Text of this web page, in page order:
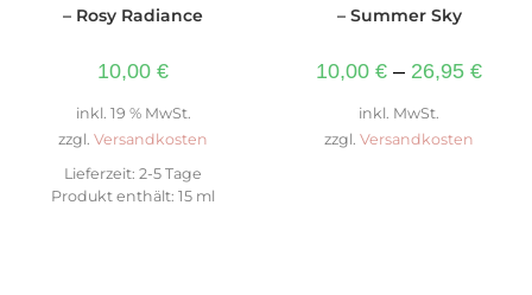
– Rosy Radiance
10,00 €
inkl. 19 % MwSt.
zzgl. Versandkosten
Lieferzeit: 2-5 Tage
Produkt enthält: 15 ml
– Summer Sky
10,00 € – 26,95 €
inkl. MwSt.
zzgl. Versandkosten